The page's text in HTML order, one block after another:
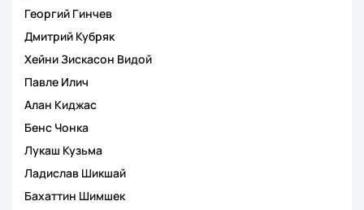
Георгий Гинчев
Дмитрий Кубряк
Хейни Зискасон Видой
Павле Илич
Алан Киджас
Бенс Чонка
Лукаш Кузьма
Ладислав Шикшай
Бахаттин Шимшек